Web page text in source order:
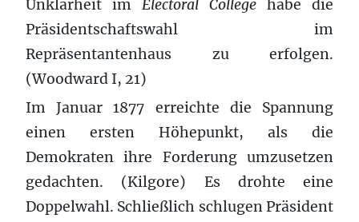
Unklarheit im Electoral College habe die
Präsidentschaftswahl im
Repräsentantenhaus zu erfolgen.
(Woodward I, 21)
Im Januar 1877 erreichte die Spannung
einen ersten Höhepunkt, als die
Demokraten ihre Forderung umzusetzen
gedachten. (Kilgore) Es drohte eine
Doppelwahl. Schließlich schlugen Präsident